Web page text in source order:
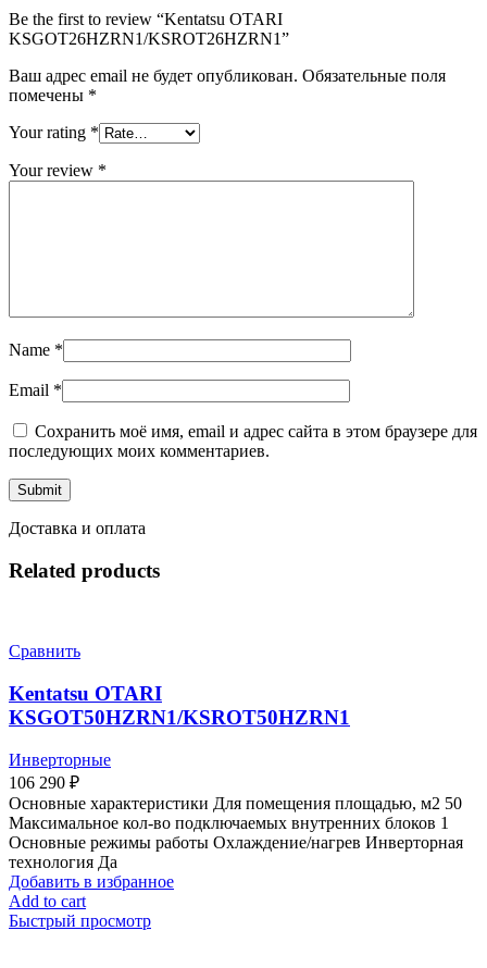
Be the first to review “Kentatsu OTARI
KSGOT26HZRN1/KSROT26HZRN1”
Ваш адрес email не будет опубликован. Обязательные поля
помечены *
Your rating *
Your review *
Name *
Email *
Сохранить моё имя, email и адрес сайта в этом браузере для
последующих моих комментариев.
Доставка и оплата
Related products
Сравнить
Kentatsu OTARI
KSGOT50HZRN1/KSROT50HZRN1
Инверторные
106 290 ₽
Основные характеристики Для помещения площадью, м2 50
Максимальное кол-во подключаемых внутренних блоков 1
Основные режимы работы Охлаждение/нагрев Инверторная
технология Да
Добавить в избранное
Add to cart
Быстрый просмотр